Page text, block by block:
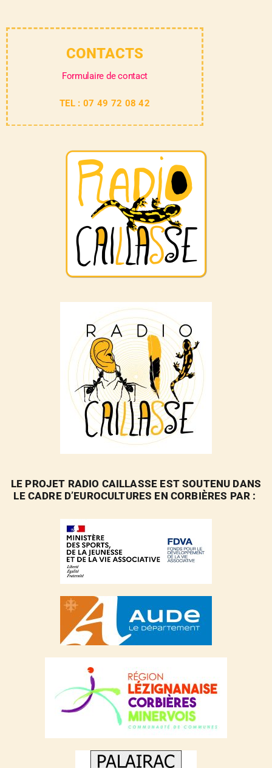
CONTACTS
Formulaire de contact
TEL : 07 49 72 08 42
LE PROJET RADIO CAILLASSE EST SOUTENU DANS
LE CADRE D’EUROCULTURES EN CORBIÈRES PAR :